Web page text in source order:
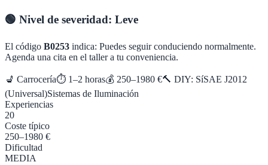
🟢 Nivel de severidad: Leve
El código B0253 indica: Puedes seguir conduciendo normalmente.
Agenda una cita en el taller a tu conveniencia.
💺 Carrocería⏱ 1–2 horas💰 250–1980 €🔨 DIY: SíSAE J2012
(Universal)Sistemas de Iluminación
Experiencias
20
Coste típico
250–1980 €
Dificultad
MEDIA